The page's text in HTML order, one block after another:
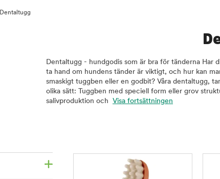
Dentaltugg
Dentaltugg - hundgodis som är bra för tänderna Har
ta hand om hundens tänder är viktigt, och hur kan
smaskigt tuggben eller en godbit? Våra dentaltugg,
olika sätt: Tuggben med speciell form eller grov
salivproduktion och Visa fortsättningen